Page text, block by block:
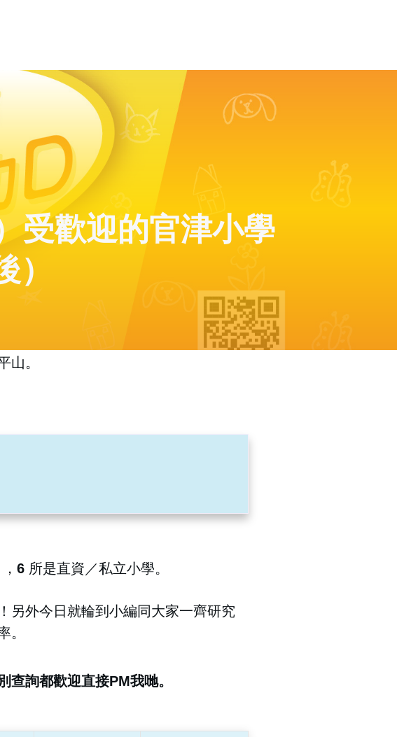
受歡迎的官津小學
山。
6 所是直資／私立小學。
另外今日就輪到小編同大家一齊研究
。
查詢都歡迎直接PM我哋。